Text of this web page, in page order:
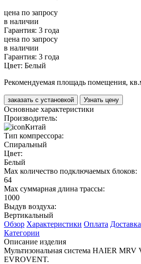
цена по запросу
в наличии
Гарантия: 3 года
цена по запросу
в наличии
Гарантия: 3 года
Цвет: Белый
Рекомендуемая площадь помещения,
заказать с установкой Узнать цену
Основные характеристики
Производитель:
Китай
Тип компрессора:
Спиральный
Цвет:
Белый
Max количество подключаемых блоков:
64
Max суммарная длина трассы:
1000
Выдув воздуха:
Вертикальный
Обзор Характеристики Оплата Доставка
Категории
Описание изделия
Мультизональная система HAIER MRV
EVROVENT.